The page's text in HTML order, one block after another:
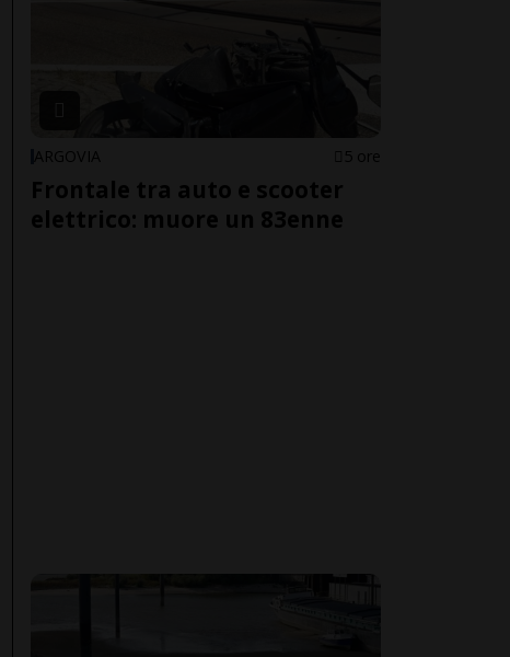
ARGOVIA 5 ore
Frontale tra auto e scooter
elettrico: muore un 83enne